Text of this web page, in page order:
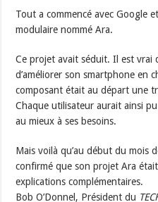
Tout a commencé avec Google
modulaire nommé Ara.
Ce projet avait séduit. Il est vrai
d’améliorer son smartphone en
composant était au départ une
Chaque utilisateur aurait ainsi
au mieux à ses besoins.
Mais voilà qu’au début du mois
confirmé que son projet Ara
explications complémentaires.
Bob O’Donnel, Président du